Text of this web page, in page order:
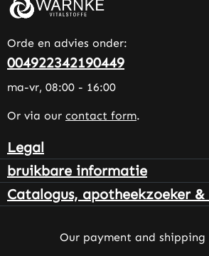
Orde en advies onder:
004922342190449
ma-vr, 08:00 - 16:00
Or via our contact form.
Legal
bruikbare informatie
Catalogus, apotheekzoeker &
Our payment and shipping